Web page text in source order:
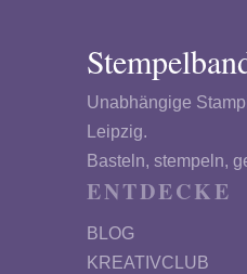
Unabhängige
Leipzig.
Basteln, stempeln,
ENTDECKE
BLOG
KREATIVCLUB